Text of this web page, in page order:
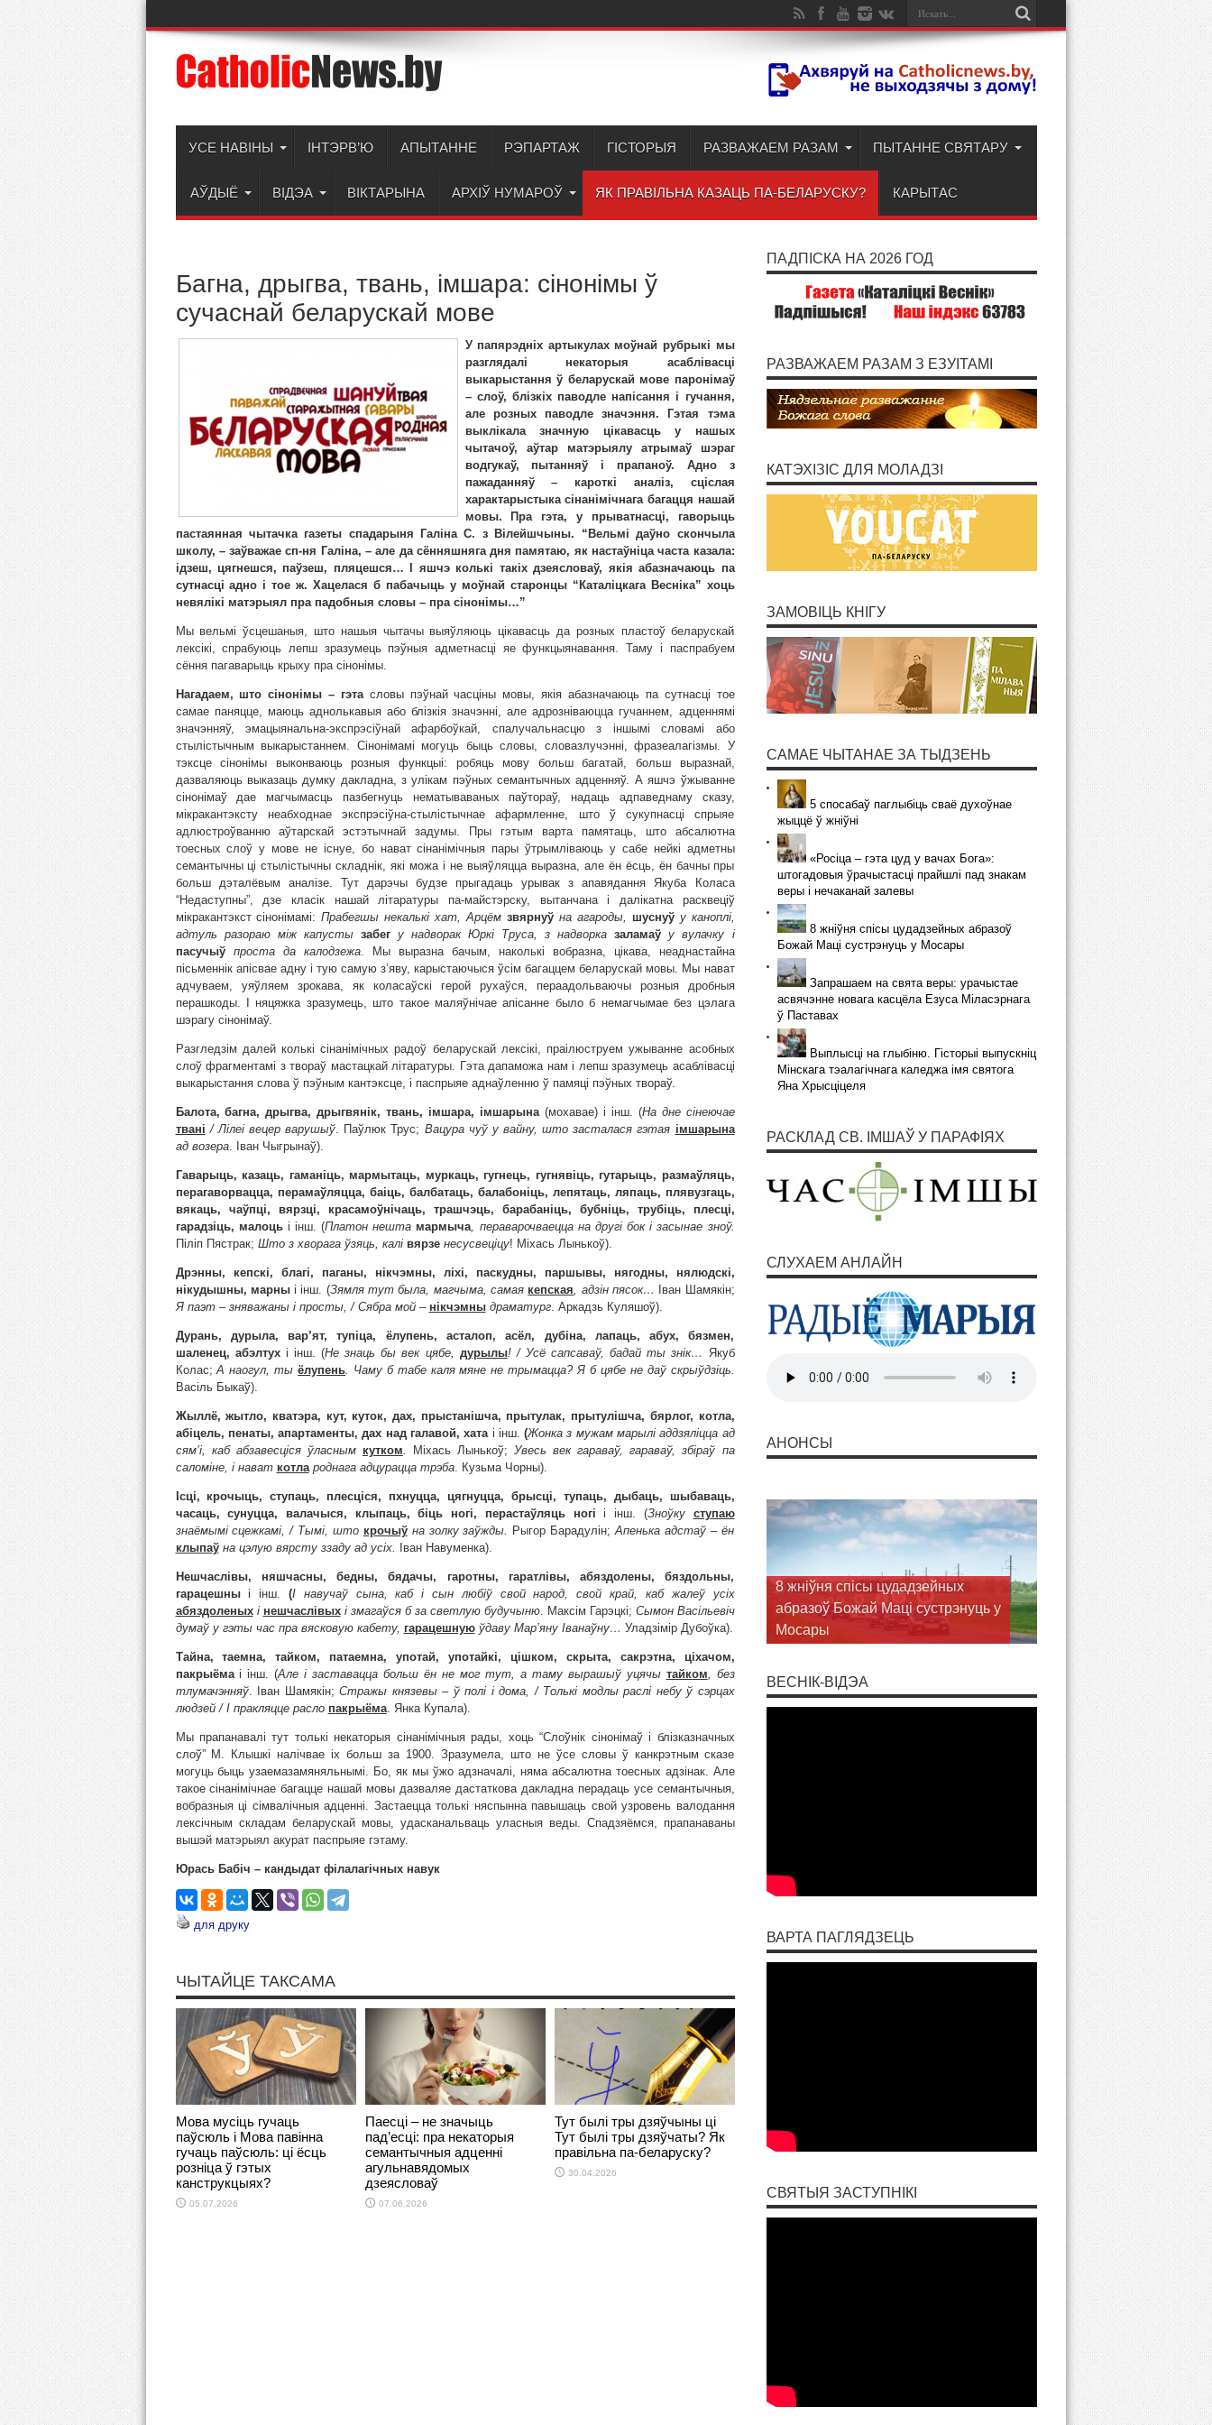
УСЕ НАВІНЫ ІНТЭРВ’Ю АПЫТАННЕ РЭПАРТАЖ ГІСТОРЫЯ РАЗВАЖАЕМ РАЗАМ ПЫТАННЕ СВЯТАРУ
АЎДЫЁ ВІДЭА ВІКТАРЫНА АРХІЎ НУМАРОЎ ЯК ПРАВІЛЬНА КАЗАЦЬ ПА-БЕЛАРУСКУ? КАРЫТАС
Багна, дрыгва, твань, імшара: сінонімы ў
сучаснай беларускай мове
У папярэдніх артыкулах моўнай рубрыкі мы
разглядалі некаторыя асаблівасці
выкарыстання ў беларускай мове паронімаў
– слоў, блізкіх паводле напісання і гучання,
але розных паводле значэння. Гэтая тэма
выклікала значную цікавасць у нашых
чытачоў, аўтар матэрыялу атрымаў шэраг
водгукаў, пытанняў і прапаноў. Адно з
пажаданняў – кароткі аналіз, сціслая
характарыстыка сінанімічнага багацця нашай
мовы. Пра гэта, у прыватнасці, гаворыць
пастаянная чытачка газеты спадарыня Галіна С. з Вілейшчыны. “Вельмі даўно скончыла
школу, – заўважае сп-ня Галіна, – але да сённяшняга дня памятаю, як настаўніца часта казала:
ідзеш, цягнешся, паўзеш, пляцешся… І яшчэ колькі такіх дзеясловаў, якія абазначаюць па
сутнасці адно і тое ж. Хацелася б пабачыць у моўнай старонцы “Каталіцкага Весніка” хоць
невялікі матэрыял пра падобныя словы – пра сінонімы…”
Мы вельмі ўсцешаныя, што нашыя чытачы выяўляюць цікавасць да розных пластоў беларускай
лексікі, спрабуюць лепш зразумець пэўныя адметнасці яе функцыянавання. Таму і паспрабуем
сёння пагаварыць крыху пра сінонімы.
Нагадаем, што сінонімы – гэтасловы пэўнай часціны мовы, якія абазначаюць па сутнасці тое
самае паняцце, маюць аднолькавыя або блізкія значэнні, але адрозніваюцца гучаннем, адценнямі
значэнняў, эмацыянальна-экспрэсіўнай афарбоўкай, спалучальнасцю з іншымі словамі або
стылістычным выкарыстаннем. Сінонімамі могуць быць словы, словазлучэнні, фразеалагізмы. У
тэксце сінонімы выконваюць розныя функцыі: робяць мову больш багатай, больш выразнай,
дазваляюць выказаць думку дакладна, з улікам пэўных семантычных адценняў. А яшчэ ўжыванне
сінонімаў дае магчымасць пазбегнуць нематываваных паўтораў, надаць адпаведнаму сказу,
мікракантэксту неабходнае экспрэсіўна-стылістычнае афармленне, што ў сукупнасці спрыяе
адлюстроўванню аўтарскай эстэтычнай задумы. Пры гэтым варта памятаць, што абсалютна
тоесных слоў у мове не існуе, бо нават сінанімічныя пары ўтрымліваюць у сабе нейкі адметны
семантычны ці стылістычны складнік, які можа і не выяўляцца выразна, але ён ёсць, ён бачны пры
больш дэталёвым аналізе. Тут дарэчы будзе прыгадаць урывак з апавядання Якуба Коласа
“Недаступны”, дзе класік нашай літаратуры па-майстэрску, вытанчана і далікатна расквеціў
мікракантэкст сінонімамі:Прабегшы некалькі хат, Арцём звярнуўна агароды, шуснуўу каноплі,
адтуль разораю між капусты забегу надворак Юркі Труса, з надворказаламаў у вулачку і
пасучыўпроста да калодзежа. Мы выразна бачым, наколькі вобразна, цікава, неаднастайна
пісьменнік апісвае адну і тую самую з’яву, карыстаючыся ўсім багаццем беларускай мовы. Мы нават
адчуваем, уяўляем зрокава, як коласаўскі герой рухаўся, пераадольваючы розныя дробныя
перашкоды. І няцяжка зразумець, што такое маляўнічае апісанне было б немагчымае без цэлага
шэрагу сінонімаў.
Разгледзім далей колькі сінанімічных радоў беларускай лексікі, праілюструем ужыванне асобных
слоў фрагментамі з твораў мастацкай літаратуры. Гэта дапаможа нам і лепш зразумець асаблівасці
выкарыстання слова ў пэўным кантэксце, і паспрыяе аднаўленню ў памяці пэўных твораў.
Балота, багна, дрыгва, дрыгвянік, твань, імшара, імшарына(мохавае) і інш. (На дне сінеючае
твані / Лілеі вецер варушыў. Паўлюк Трус; Вацура чуў у вайну, што засталася гэтая імшарына
ад возера. Iван Чыгрынаў).
Гаварыць, казаць, гаманіць, мармытаць, муркаць, гугнець, гугнявіць, гутарыць, размаўляць,
перагаворвацца, перамаўляцца, баіць, балбатаць, балабоніць, лепятаць, ляпаць, плявузгаць,
вякаць, чаўпці, вярзці, красамоўнічаць, трашчэць, барабаніць, бубніць, трубіць, плесці,
гарадзіць, малоцьі інш. (Платон нешта мармыча, пераварочваецца на другі бок і засынае зноў.
Піліп Пястрак; Што з хворага ўзяць, калі вярзенесусвеціцу! Міхась Лынькоў).
Дрэнны, кепскі, благі, паганы, нікчэмны, ліхі, паскудны, паршывы, нягодны, нялюдскі,
нікудышны, марныі інш. (Зямля тут была, магчыма, самая кепская, адзін пясок…
Iван Шамякін;
Я паэт – зняважаны і просты,/ Сябра мой – нікчэмныдраматург. Аркадзь Куляшоў).
Дурань, дурыла, вар’ят, тупіца, ёлупень, асталоп, асёл, дубіна, лапаць, абух, бязмен,
шаленец, абэлтух і інш. (He знаць бы век цябе, дурылы!/ Усё сапсаваў, бадай ты знік… Якуб
Колас;А наогул, тыёлупень. Чаму б табе каля мяне не трымацца? Я б цябе не даў скрыўдзіць.
Васіль Быкаў).
Жыллё, жытло, кватэра, кут, куток, дах, прыстанішча, прытулак, прытулішча, бярлог, котла,
абіцель, пенаты, апартаменты, дах над галавой, хата і інш. (Жонка з мужам марылі аддзяліцца ад
сям’і, каб абзавесціся ўласным кутком. Міхась Лынькоў;Увесь век гараваў, гараваў, збіраў па
саломіне, і нават котлароднага адцурацца трэба. Кузьма Чорны).
Ісці, крочыць, ступаць, плесціся, пхнуцца, цягнуцца, брысці, тупаць, дыбаць, шыбаваць,
часаць, сунуцца, валачыся, клыпаць, біць ногі, перастаўляць ногіі інш. (Зноўку ступаю
знаёмымі сцежкамі, / Тымі, што крочыўна золку заўжды. Рыгор Барадулін;Апенька адстаў – ён
клыпаўна цэлую вярсту ззаду ад усіх. Iван Навуменка).
Нешчаслівы, няшчасны, бедны, бядачы, гаротны, гаратлівы, абяздолены, бяздольны,
гарацешныі інш. (Iнавучаў сына, каб і сын любіў свой народ, свой край, каб жалеў усіх
абяздоленыхі нешчаслівыхі змагаўся б за светлую будучыню. Максім Гарэцкі; Сымон Васільевіч
думаў у гэты час пра вясковую кабету, гарацешнуюўдаву Мар’яну Іванаўну… Уладзімір Дубоўка).
Тайна, таемна, тайком, патаемна, употай, употайкі, цішком, скрыта, сакрэтна, ціхачом,
пакрыёмаі інш. (Але і заставацца больш ён не мог тут, а таму вырашыў уцячы тайком, без
тлумачэнняў. Iван Шамякін; Стражы князевы – ў полі і дома,/ Толькі модлы раслі небу ў сэрцах
людзей/ І пракляцце расло пакрыёма. Янка Купала).
Мы прапанавалі тут толькі некаторыя сінанімічныя рады, хоць “Слоўнік сінонімаў і блізказначных
слоў” М. Клышкі налічвае іх больш за 1900. Зразумела, што не ўсе словы ў канкрэтным сказе
могуць быць узаемазамяняльнымі. Бо, як мы ўжо адзначалі, няма абсалютна тоесных адзінак. Але
такое сінанімічнае багацце нашай мовы дазваляе дастаткова дакладна перадаць усе семантычныя,
вобразныя ці сімвалічныя адценні. Застаецца толькі няспынна павышаць свой узровень валодання
лексічным складам беларускай мовы, удасканальваць уласныя веды. Спадзяёмся, прапанаваны
вышэй матэрыял акурат паспрыяе гэтаму.
Юрась Бабіч – кандыдат філалагічных навук
для друку
ЧЫТАЙЦЕ ТАКСАМА
Мова мусіць гучаць
паўсюль і Мова павінна
гучаць паўсюль: ці ёсць
розніца ў гэтых
канструкцыях?
05.07.2026
Паесці – не значыць
пад’есці: пра некаторыя
семантычныя адценні
агульнавядомых
дзеясловаў
07.06.2026
Тут былі тры дзяўчыны ці
Тут былі тры дзяўчаты? Як
правільна па-беларуску?
30.04.2026
ПАДПІСКА НА 2026 ГОД
РАЗВАЖАЕМ РАЗАМ З ЕЗУІТАМІ
КАТЭХІЗІС ДЛЯ МОЛАДЗІ
ЗАМОВІЦЬ КНІГУ
САМАЕ ЧЫТАНАЕ ЗА ТЫДЗЕНЬ
5 спосабаў паглыбіць сваё духоўнае
жыццё ў жніўні
«Росіца – гэта цуд у вачах Бога»:
штогадовыя ўрачыстасці прайшлі пад знакам
веры і нечаканай залевы
8 жніўня спісы цудадзейных абразоў
Божай Маці сустрэнуць у Мосары
Запрашаем на свята веры: урачыстае
асвячэнне новага касцёла Езуса Міласэрнага
ў Паставах
Выплысці на глыбіню. Гісторыі выпускніц
Мінскага тэалагічнага каледжа імя святога
Яна Хрысціцеля
РАСКЛАД СВ. ІМШАЎ У ПАРАФІЯХ
СЛУХАЕМ АНЛАЙН
АНОНСЫ
8 жніўня спісы цудадзейных
абразоў Божай Маці сустрэнуць у
Мосары
ВЕСНІК-ВІДЭА
ВАРТА ПАГЛЯДЗЕЦЬ
СВЯТЫЯ ЗАСТУПНІКІ